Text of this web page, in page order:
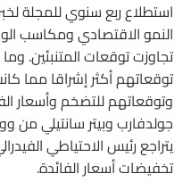
استطلاع ربع سنوي للمجلة
النمو الاقتصادي ومكاسب
تجاوزت توقعات المتنبئين.
توقعاتهم أكثر إشراقا مما
وتوقعاتهم للتضخم وأسعار
جولدفارب وبيتر سانتيلي من
يتراجع رئيس الاحتياطي
تخفيضات أسعار الفائدة.